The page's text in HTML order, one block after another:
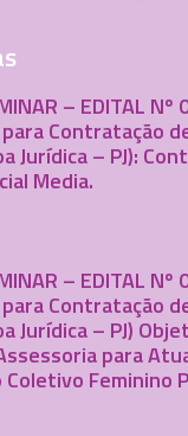
– EDITAL
Contratação
Jurídica – PJ):
Media.
– EDITAL
Contratação
Jurídica – PJ)
para
Coletivo Feminino